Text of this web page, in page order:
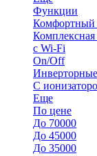
Функции
Комфортный
Комплексная
с Wi-Fi
On/Off
Инверторные
С
Еще
По цене
До 70000
До 45000
До 35000